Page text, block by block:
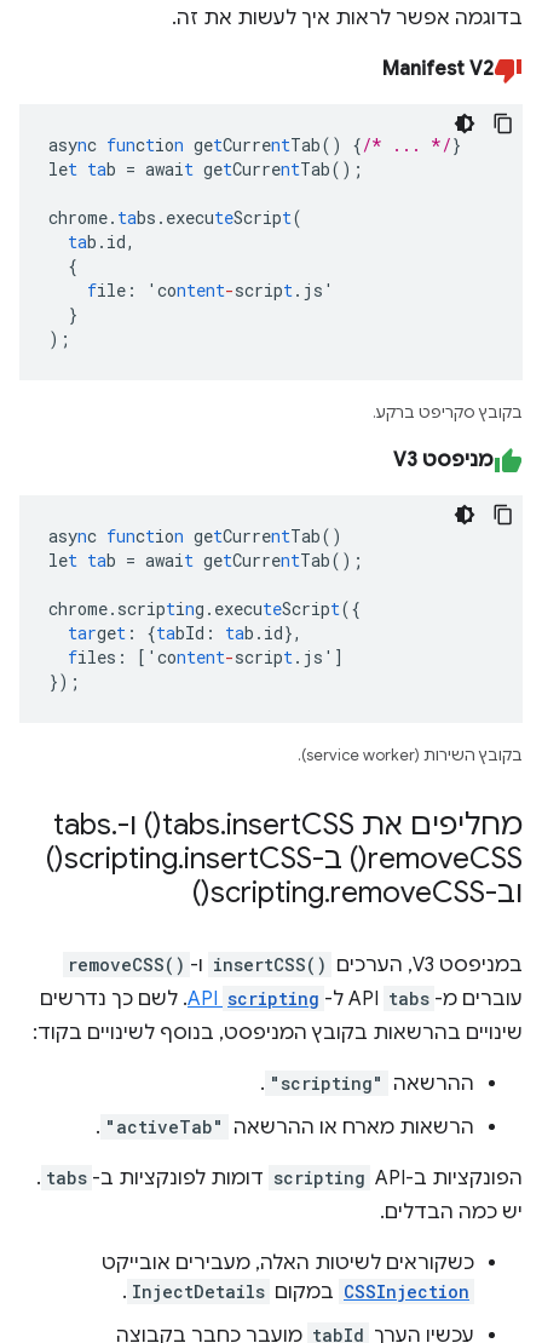
בדוגמה אפשר לראות איך לעשות את זה.
Manifest V2
async function getCurrentTab() {/* ... */}
let tab = await getCurrentTab();
chrome. tabs.executeScript(
tab.id,
{
file : 'content-script.js'
}
);
בקובץ סקריפט ברקע.
מניפסט V3
async function getCurrentTab()
let tab = await getCurrentTab();
chrome.scripting.executeScript({
target : {tabId : tab.id},
files : [ 'content-script.js' ]
});
בקובץ השירות (service worker).
מחליפים את tabs .insertCSS( ) ו-tabs.
removeCSS( ) ב-scripting .insertCSS(
)
וב-scripting
.removeCSS(
)
במניפסט V3, הערכים insertCSS() ו- removeCSS()
עוברים מ- tabs
scripting
. לשם כך נדרשים
שינויים בהרשאות בקובץ המניפסט, בנוסף לשינויים בקוד:
ההרשאה "scripting"
.
הרשאות מארח או ההרשאה
"activeTab"
.
הפונקציות ב-API scripting דומות לפונקציות ב- tabs
.
יש כמה הבדלים.
כשקוראים לשיטות האלה, מעבירים אובייקט
CSSInjection במקום InjectDetails
.
עכשיו הערך tabId מועבר כחבר בקבוצה